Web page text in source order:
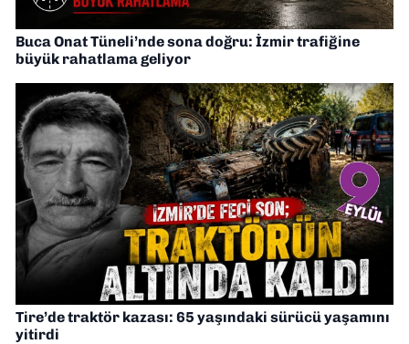
Buca Onat Tüneli’nde sona doğru: İzmir trafiğine
büyük rahatlama geliyor
Tire’de traktör kazası: 65 yaşındaki sürücü yaşamını
yitirdi